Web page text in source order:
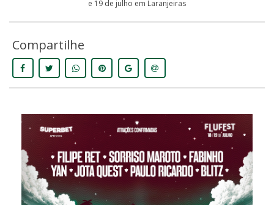
e 19 de julho em Laranjeiras
Compartilhe